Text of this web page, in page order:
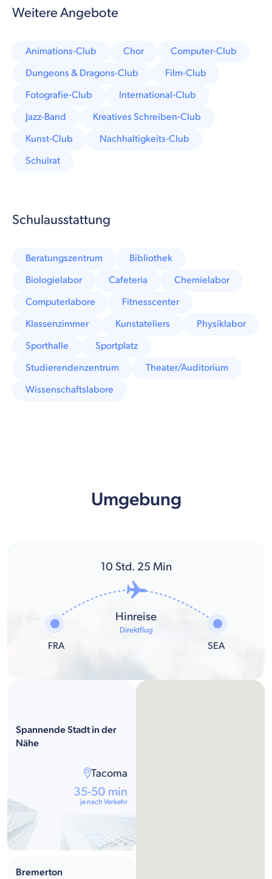
Weitere Angebote
Animations-Club Chor
Computer-Club
Dungeons & Dragons-Club
Film-Club
Fotografie-Club
International-Club
Jazz-Band
Kreatives Schreiben-Club
Kunst-Club
Nachhaltigkeits-Club
Schulrat
Schulausstattung
Beratungszentrum
Bibliothek
Biologielabor
Cafeteria
Chemielabor
Computerlabore
Fitnesscenter
Klassenzimmer
Kunstateliers
Physiklabor
Sporthalle
Sportplatz
Studierendenzentrum
Theater/Auditorium
Wissenschaftslabore
Umgebung
10 Std. 25 Min
FRA
Hinreise
Direktflug
SEA
Spannende Stadt in der
Nähe
Tacoma
35-50 min
je nach Verkehr
Bremerton